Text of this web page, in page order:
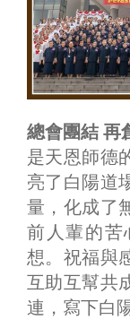
總會團結 再
是天恩師德
亮了白陽道
量，化成了
前人輩的苦
想。祝福與
互助互幫共
連，寫下白